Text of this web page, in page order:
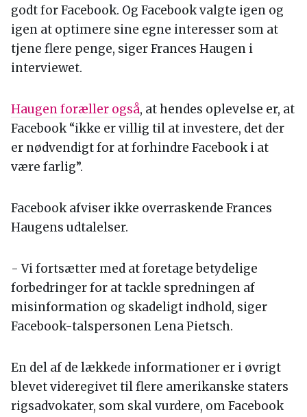
godt for Facebook. Og Facebook valgte igen og
igen at optimere sine egne interesser som at
tjene flere penge, siger Frances Haugen i
interviewet.
Haugen foræller også, at hendes oplevelse er, at
Facebook “ikke er villig til at investere, det der
er nødvendigt for at forhindre Facebook i at
være farlig”.
Facebook afviser ikke overraskende Frances
Haugens udtalelser.
- Vi fortsætter med at foretage betydelige
forbedringer for at tackle spredningen af
misinformation og skadeligt indhold, siger
Facebook-talspersonen Lena Pietsch.
En del af de lækkede informationer er i øvrigt
blevet videregivet til flere amerikanske staters
rigsadvokater, som skal vurdere, om Facebook